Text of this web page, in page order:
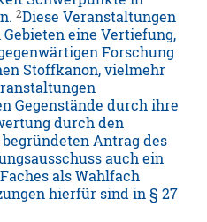
2Diese Veranstaltungen
eine Vertiefung,
Forschung
Stoffkanon, vielmehr
Gegenstände durch ihre
durch den
Antrag des
auch ein
als Wahlfach
hierfür sind in § 27